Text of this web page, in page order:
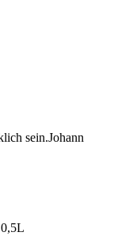
sein.Johann